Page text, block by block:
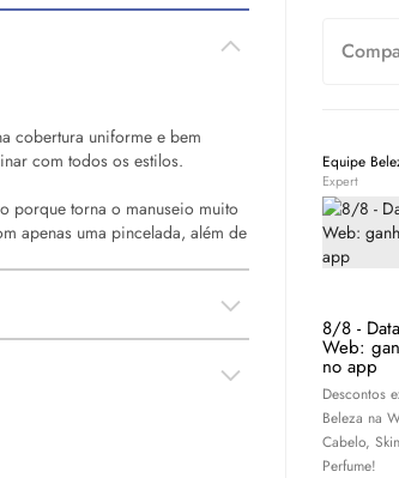
Equipe
Expert
8/8 -
Web:
no app
Descontos
Beleza na
Cabelo,
Perfume!
cobertura uniforme e bem
com todos os estilos.
porque torna o manuseio muito
apenas uma pincelada, além de